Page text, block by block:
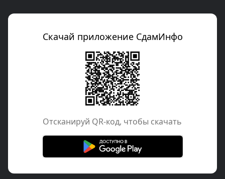
Скачай приложение СдамИнфо
Отcканируй QR-код, чтобы скачать